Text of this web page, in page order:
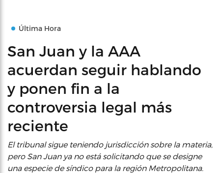
Última Hora
San Juan y la AAA
acuerdan seguir hablando
y ponen fin a la
controversia legal más
reciente
El tribunal sigue teniendo jurisdicción sobre la materia,
pero San Juan ya no está solicitando que se designe
una especie de síndico para la región Metropolitana.